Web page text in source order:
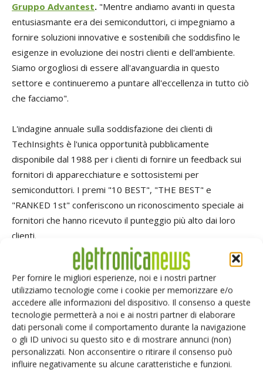
Per fornire le migliori esperienze, noi e i nostri partner
utilizziamo tecnologie come i cookie per memorizzare e/o
accedere alle informazioni del dispositivo. Il consenso a queste
tecnologie permetterà a noi e ai nostri partner di elaborare
dati personali come il comportamento durante la navigazione
o gli ID univoci su questo sito e di mostrare annunci (non)
personalizzati. Non acconsentire o ritirare il consenso può
influire negativamente su alcune caratteristiche e funzioni.
Gruppo Advantest. "Mentre andiamo avanti in questa
entusiasmante era dei semiconduttori, ci impegniamo a
fornire soluzioni innovative e sostenibili che soddisfino le
esigenze in evoluzione dei nostri clienti e dell'ambiente.
Siamo orgogliosi di essere all'avanguardia in questo
settore e continueremo a puntare all'eccellenza in tutto ciò
che facciamo".
L'indagine annuale sulla soddisfazione dei clienti di
TechInsights è l'unica opportunità pubblicamente
disponibile dal 1988 per i clienti di fornire un feedback sui
fornitori di apparecchiature e sottosistemi per
semiconduttori. I premi "10 BEST", "THE BEST" e
"RANKED 1st" conferiscono un riconoscimento speciale ai
fornitori che hanno ricevuto il punteggio più alto dai loro
clienti.
In qualità di fornitore globale di soluzioni di test per
semiconduttori SoC, logici e di memoria, Advantest è da
tempo fornitore ATE che progetta e produce la propria
suite completamente integrata di soluzioni per celle di test
che comprendono tester, gestori, interfacce per dispositivi
e software, assicurando i massimi livelli di integrità e
compatibilità del settore.